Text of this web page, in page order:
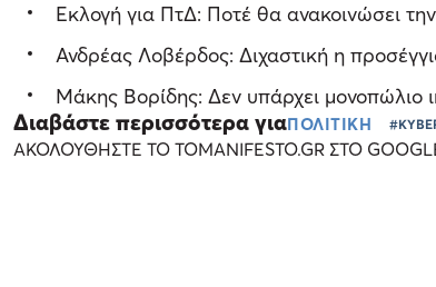
Εκλογή για ΠτΔ: Ποτέ θα ανακοινώσει
Ανδρέας Λοβέρδος: Διχαστική η
Μάκης Βορίδης: Δεν υπάρχει μονοπώλιο
Διαβάστε περισσότερα γιαΠΟΛΙΤΙΚΗ
ΑΚΟΛΟΥΘΗΣΤΕ ΤΟ TOMANIFESTO.GR ΣΤΟ